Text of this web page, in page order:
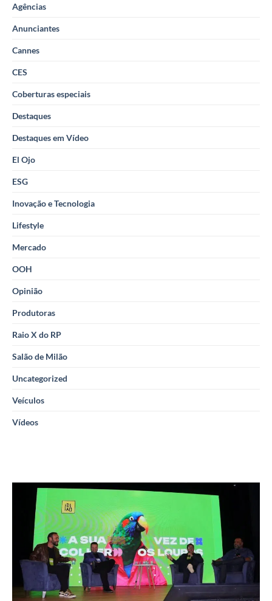
Agências
Anunciantes
Cannes
CES
Coberturas especiais
Destaques
Destaques em Vídeo
El Ojo
ESG
Inovação e Tecnologia
Lifestyle
Mercado
OOH
Opinião
Produtoras
Raio X do RP
Salão de Milão
Uncategorized
Veículos
Vídeos